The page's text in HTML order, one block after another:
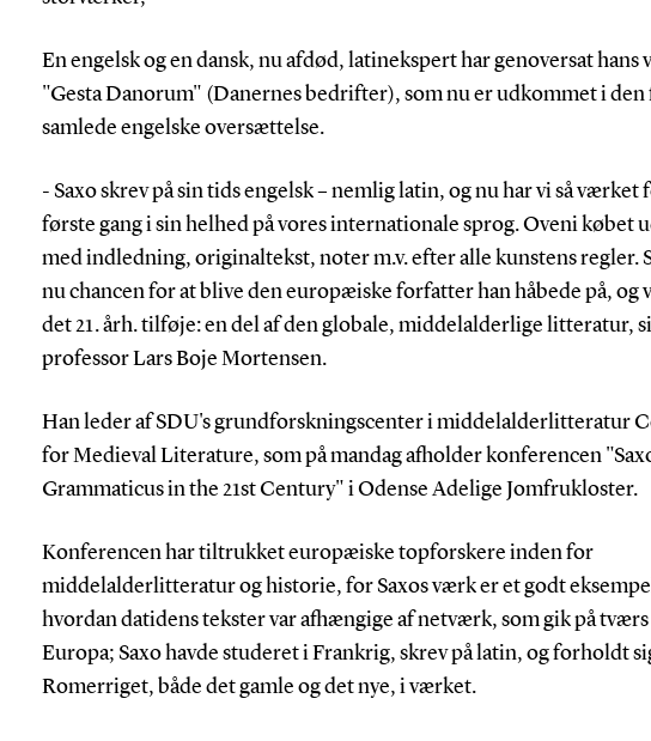
En engelsk og en dansk, nu afdød, latinekspert har genoversat hans
"Gesta Danorum" (Danernes bedrifter), som nu er udkommet i den
samlede engelske oversættelse.
- Saxo skrev på sin tids engelsk – nemlig latin, og nu har vi så værket
første gang i sin helhed på vores internationale sprog. Oveni købet
med indledning, originaltekst, noter m.v. efter alle kunstens regler.
nu chancen for at blive den europæiske forfatter han håbede på, og
det 21. årh. tilføje: en del af den globale, middelalderlige litteratur,
professor Lars Boje Mortensen.
Han leder af SDU's grundforskningscenter i middelalderlitteratur
for Medieval Literature, som på mandag afholder konferencen
Grammaticus in the 21st Century" i Odense Adelige Jomfrukloster.
Konferencen har tiltrukket europæiske topforskere inden for
middelalderlitteratur og historie, for Saxos værk er et godt
hvordan datidens tekster var afhængige af netværk, som gik på tværs
Europa; Saxo havde studeret i Frankrig, skrev på latin, og forholdt
Romerriget, både det gamle og det nye, i værket.